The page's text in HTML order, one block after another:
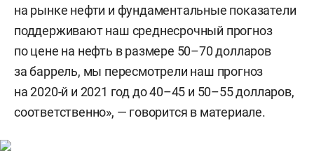
на рынке нефти и фундаментальные показатели
поддерживают наш среднесрочный прогноз
по цене на нефть в размере 50–70 долларов
за баррель, мы пересмотрели наш прогноз
на 2020-й и 2021 год до 40–45 и 50–55 долларов,
соответственно», — говорится в материале.